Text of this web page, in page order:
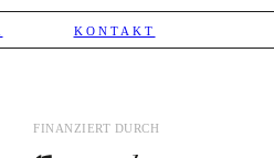
KONTAKT
FINANZIERT DURCH